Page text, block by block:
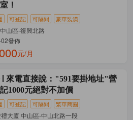
！
可登記 可隔間 豪華裝潢
山區-復興北路
發佈
元/月
來電直接說："591要掛地址"營
1000元絕對不加價
可登記 可隔間 繁華商圈
大廈 中山區-中山北路一段